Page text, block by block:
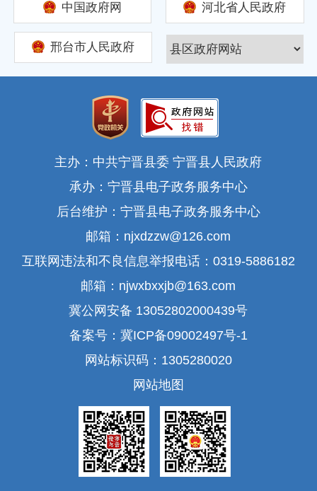
中国政府网 河北省人民政府
邢台市人民政府
主办：中共宁晋县委 宁晋县人民政府
承办：宁晋县电子政务服务中心
后台维护：宁晋县电子政务服务中心
邮箱：njxdzzw@126.com
互联网违法和不良信息举报电话：0319-5886182
邮箱：njwxbxxjb@163.com
冀公网安备 13052802000439号
备案号：冀ICP备09002497号-1
网站标识码：1305280020
网站地图